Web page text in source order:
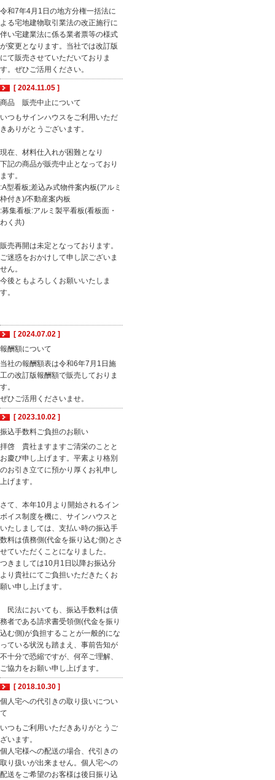
令和7年4月1日の地方分権一括法に
よる宅地建物取引業法の改正施行に
伴い宅建業法に係る業者票等の様式
が変更となります。当社では改訂版
にて販売させていただいておりま
す。ぜひご活用ください。
[ 2024.11.05 ]
商品 販売中止について
いつもサインハウスをご利用いただ
きありがとうございます。
現在、材料仕入れが困難となり
下記の商品が販売中止となっており
ます。
:A型看板;差込み式物件案内板(アルミ
枠付き)/不動産案内板
:募集看板:アルミ製平看板(看板面・
わく共)
販売再開は未定となっております。
ご迷惑をおかけして申し訳ございま
せん。
今後ともよろしくお願いいたしま
す。
[ 2024.07.02 ]
報酬額について
当社の報酬額表は令和6年7月1日施
工の改訂版報酬額で販売しておりま
す。
ぜひご活用くださいませ。
[ 2023.10.02 ]
振込手数料ご負担のお願い
拝啓 貴社ますますご清栄のことと
お慶び申し上げます。平素より格別
のお引き立てに預かり厚くお礼申し
上げます。
さて、本年10月より開始されるイン
ボイス制度を機に、サインハウスと
いたしましては、支払い時の振込手
数料は債務側(代金を振り込む側)とさ
せていただくことになりました。
つきましては10月1日以降お振込分
より貴社にてご負担いただきたくお
願い申し上げます。
民法においても、振込手数料は債
務者である請求書受領側(代金を振り
込む側)が負担することが一般的にな
っている状況も踏まえ、事前告知が
不十分で恐縮ですが、何卒ご理解、
ご協力をお願い申し上げます。
[ 2018.10.30 ]
個人宅への代引きの取り扱いについ
て
いつもご利用いただきありがとうご
ざいます。
個人宅様への配送の場合、代引きの
取り扱いが出来ません。個人宅への
配送をご希望のお客様は後日振り込